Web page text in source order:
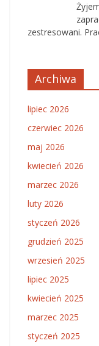
zestresowani.
Archiwa
lipiec 2026
czerwiec 2026
maj 2026
kwiecień 2026
marzec 2026
luty 2026
styczeń 2026
grudzień 2025
wrzesień 2025
lipiec 2025
kwiecień 2025
marzec 2025
styczeń 2025